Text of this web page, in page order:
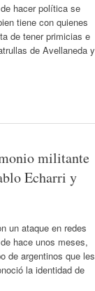
hacer política se
tiene con quienes
de tener primicias e
de Avellaneda y
militante
Echarri y
un ataque en redes
hace unos meses,
de argentinos que les
la identidad de